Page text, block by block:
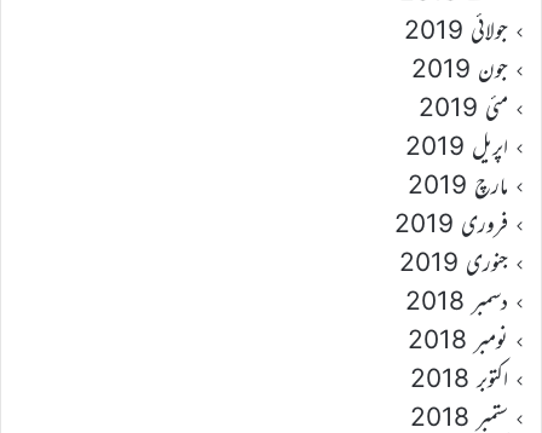
جولائی 2019
جون 2019
مئی 2019
اپریل 2019
مارچ 2019
فروری 2019
جنوری 2019
دسمبر 2018
نومبر 2018
اکتوبر 2018
ستمبر 2018